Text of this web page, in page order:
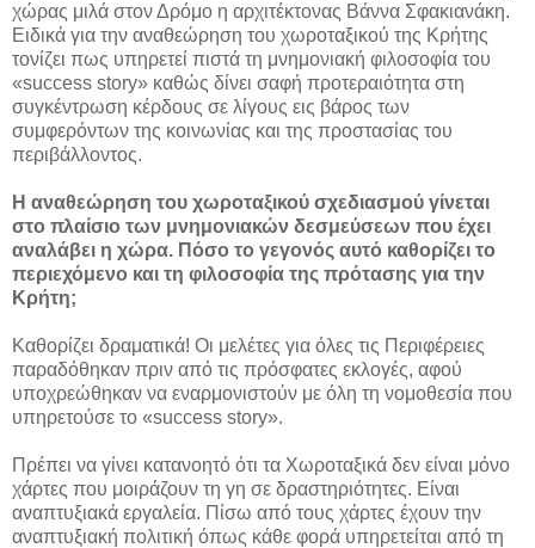
χώρας μιλά στον Δρόμο η αρχιτέκτονας Βάννα Σφακιανάκη.
Ειδικά για την αναθεώρηση του χωροταξικού της Κρήτης
τονίζει πως υπηρετεί πιστά τη μνημονιακή φιλοσοφία του
«success story» καθώς δίνει σαφή προτεραιότητα στη
συγκέντρωση κέρδους σε λίγους εις βάρος των
συμφερόντων της κοινωνίας και της προστασίας του
περιβάλλοντος.
Η αναθεώρηση του χωροταξικού σχεδιασμού γίνεται
στο πλαίσιο των μνημονιακών δεσμεύσεων που έχει
αναλάβει η χώρα. Πόσο το γεγονός αυτό καθορίζει το
περιεχόμενο και τη φιλοσοφία της πρότασης για την
Κρήτη;
Καθορίζει δραματικά! Οι μελέτες για όλες τις Περιφέρειες
παραδόθηκαν πριν από τις πρόσφατες εκλογές, αφού
υποχρεώθηκαν να εναρμονιστούν με όλη τη νομοθεσία που
υπηρετούσε το «success story».
Πρέπει να γίνει κατανοητό ότι τα Χωροταξικά δεν είναι μόνο
χάρτες που μοιράζουν τη γη σε δραστηριότητες. Είναι
αναπτυξιακά εργαλεία. Πίσω από τους χάρτες έχουν την
αναπτυξιακή πολιτική όπως κάθε φορά υπηρετείται από τη